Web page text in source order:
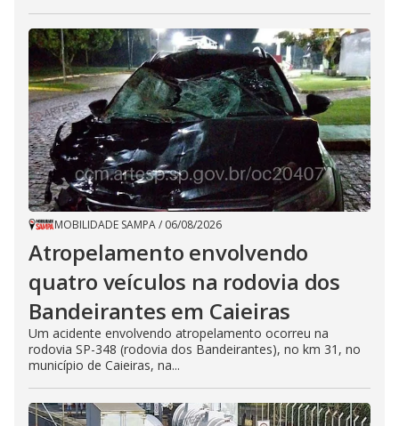
MOBILIDADE SAMPA/ 06/08/2026
Atropelamento envolvendo
quatro veículos na rodovia dos
Bandeirantes em Caieiras
Um acidente envolvendo atropelamento ocorreu na
rodovia SP-348 (rodovia dos Bandeirantes), no km 31, no
município de Caieiras, na...